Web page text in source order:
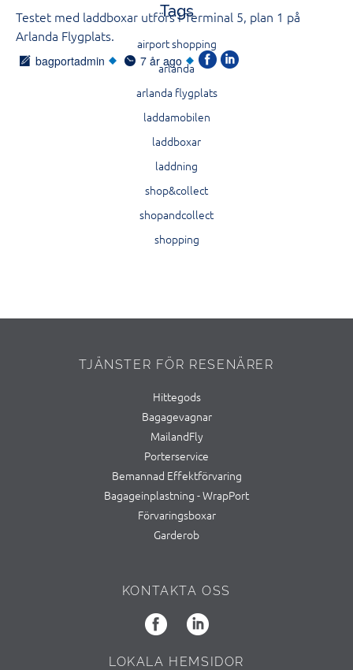
Testet med laddboxar utförs i Terminal 5, plan 1 på
Arlanda Flygplats.
bagportadmin 7 år ago
Tags
airport shopping
arlanda
arlanda flygplats
laddamobilen
laddboxar
laddning
shop&collect
shopandcollect
shopping
TJÄNSTER FÖR RESENÄRER
Hittegods
Bagagevagnar
MailandFly
Porterservice
Bemannad Effektförvaring
Bagageinplastning - WrapPort
Förvaringsboxar
Garderob
KONTAKTA OSS
LOKALA HEMSIDOR